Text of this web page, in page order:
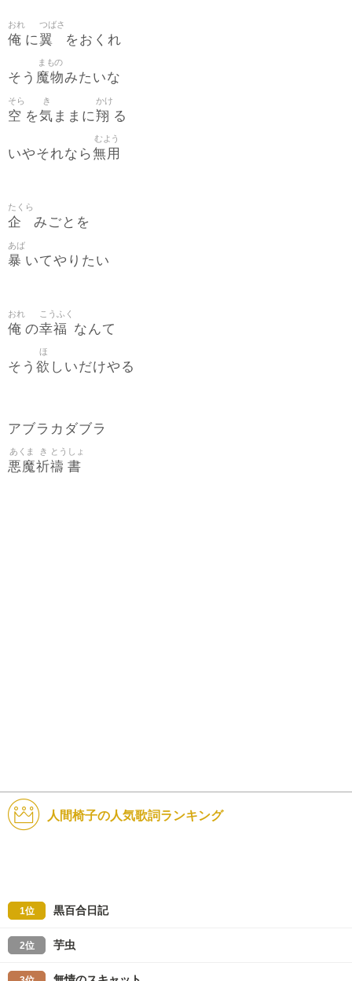
俺
おれ
に翼
つばさ
をおくれ
そう 魔物
まもの
みたいな
空
そら
を気
き
ままに翔
かけ
る
いやそれなら無用
むよう
企
たくら
みごとを
暴
あば
いてやりたい
俺
おれ
の幸福
こうふく
なんて
そう 欲
ほ
しいだけやる
アブラカダブラ
悪魔
あくま
祈
き
禱
とう
書
しょ
人間椅子の人気歌詞ランキング
1位 黒百合日記
2位 芋虫